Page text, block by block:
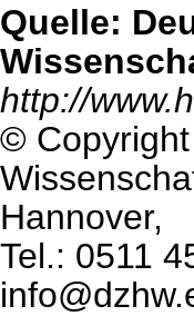
Quelle:
http://
©
Hannover,
Tel.: 0511